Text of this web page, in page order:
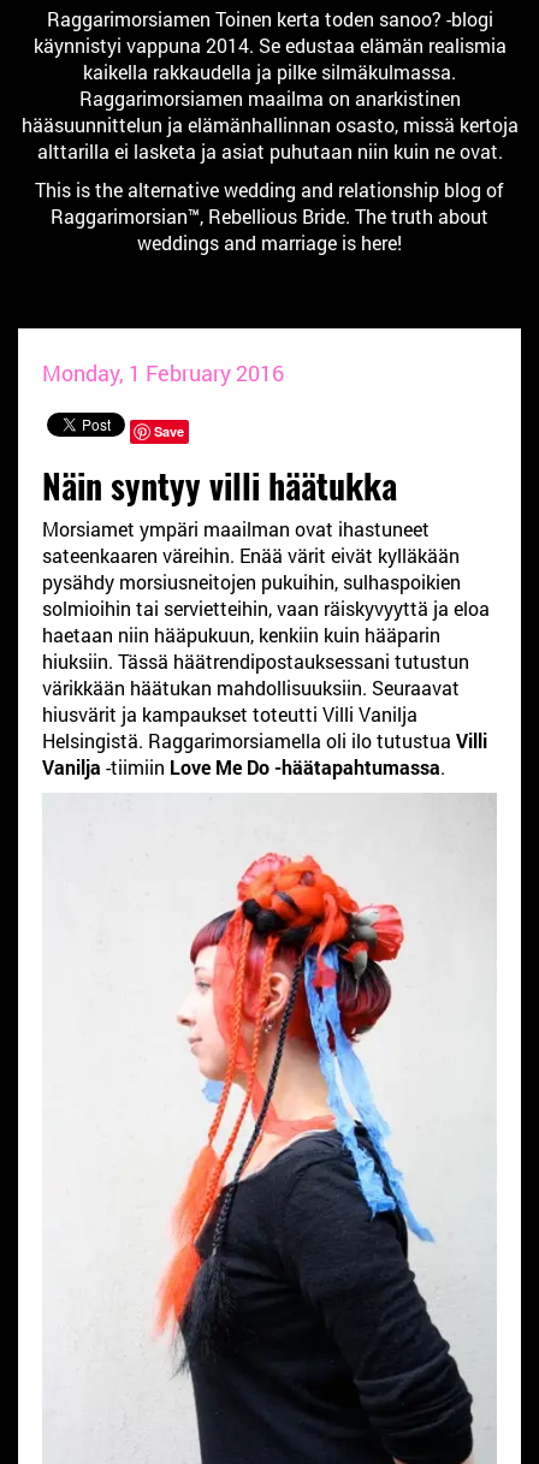
Raggarimorsiamen Toinen kerta toden sanoo? -blogi
käynnistyi vappuna 2014. Se edustaa elämän realismia
kaikella rakkaudella ja pilke silmäkulmassa.
Raggarimorsiamen maailma on anarkistinen
hääsuunnittelun ja elämänhallinnan osasto, missä kertoja
alttarilla ei lasketa ja asiat puhutaan niin kuin ne ovat.
This is the alternative wedding and relationship blog of
Raggarimorsian™, Rebellious Bride. The truth about
weddings and marriage is here!
Monday, 1 February 2016
Save
Näin syntyy villi häätukka
Morsiamet ympäri maailman ovat ihastuneet
sateenkaaren väreihin. Enää värit eivät kylläkään
pysähdy morsiusneitojen pukuihin, sulhaspoikien
solmioihin tai servietteihin, vaan räiskyvyyttä ja eloa
haetaan niin hääpukuun, kenkiin kuin hääparin
hiuksiin. Tässä häätrendipostauksessani tutustun
värikkään häätukan mahdollisuuksiin. Seuraavat
hiusvärit ja kampaukset toteutti Villi Vanilja
Helsingistä. Raggarimorsiamella oli ilo tutustua Villi
Vanilja -tiimiin Love Me Do -häätapahtumassa.